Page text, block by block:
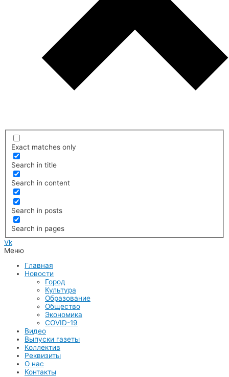
Exact matches only
Search in title
Search in content
Search in posts
Search in pages
Vk
Меню
Главная
Новости
Город
Культура
Образование
Общество
Экономика
COVID-19
Видео
Выпуски газеты
Коллектив
Реквизиты
О нас
Контакты